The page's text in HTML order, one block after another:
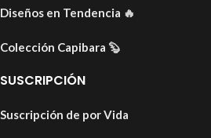
Diseños en Tendencia 🔥
Colección Capibara 🦫
SUSCRIPCIÓN
Suscripción de por Vida